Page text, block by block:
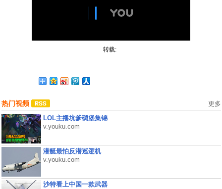
转载:
热门视频 更多
LOL主播坑爹碉堡集锦
v.youku.com
潜艇最怕反潜巡逻机
v.youku.com
沙特看上中国一款武器